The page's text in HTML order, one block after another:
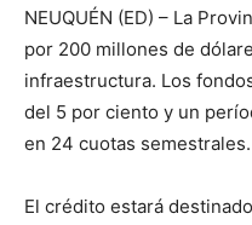
NEUQUÉN (ED) – La
por 200 millones de
infraestructura. Los
del 5 por ciento y un
en 24 cuotas semestrales.
El crédito estará